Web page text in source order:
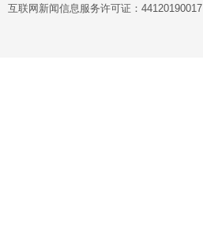
互联网新闻信息服务许可证：44120190017